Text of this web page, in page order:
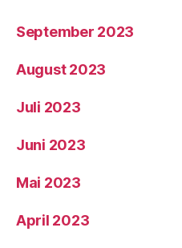
September 2023
August 2023
Juli 2023
Juni 2023
Mai 2023
April 2023